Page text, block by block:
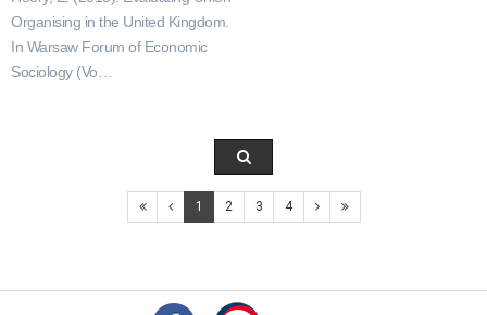
Organising in the United Kingdom.
In Warsaw Forum of Economic
Sociology (Vo…
1 2 3 4